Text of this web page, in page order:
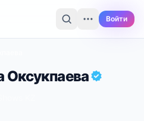
Войти
Оксукпаева